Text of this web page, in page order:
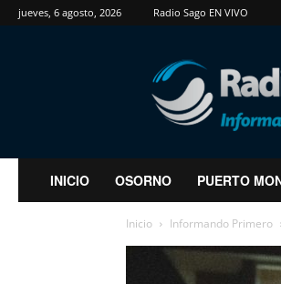
jueves, 6 agosto, 2026 Radio Sago EN VIVO
RadioSago
INICIO OSORNO PUERTO
Inicio Informando Primero